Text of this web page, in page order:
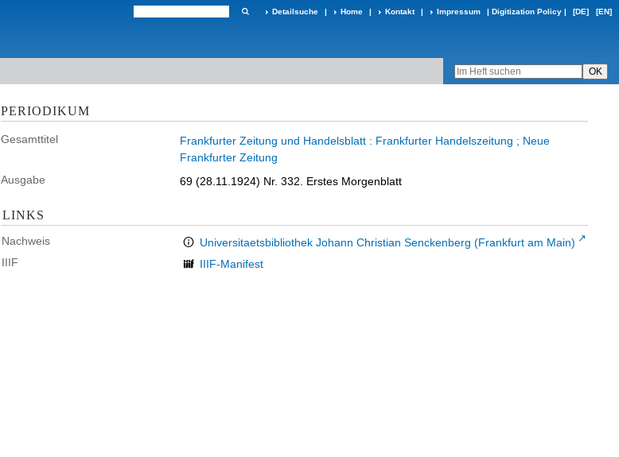
Detailsuche | Home | Kontakt | Impressum | Digitization Policy | [DE] [EN]
PERIODIKUM
Gesamttitel
Frankfurter Zeitung und Handelsblatt : Frankfurter Handelszeitung ; Neue
Frankfurter Zeitung
Ausgabe
69 (28.11.1924) Nr. 332. Erstes Morgenblatt
LINKS
Nachweis
Universitaetsbibliothek Johann Christian Senckenberg (Frankfurt am Main)
IIIF
IIIF-Manifest